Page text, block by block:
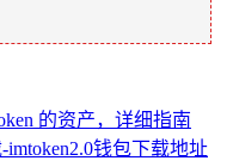
的资产，详细指南
imtoken2.0钱包下载地址